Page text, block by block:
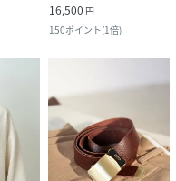
16,500 円
150ポイント(1倍)